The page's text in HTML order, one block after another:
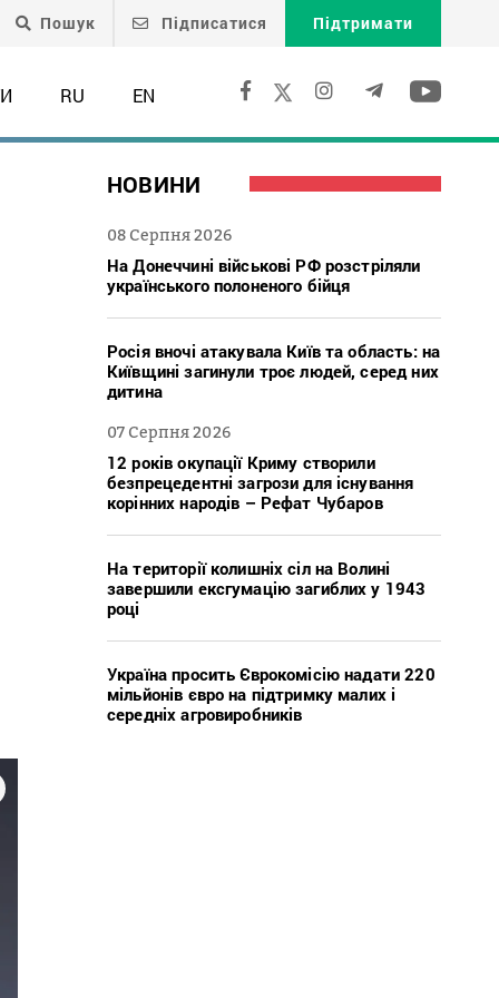
Пошук Підписатися Підтримати
RU EN
НОВИНИ
08 Серпня 2026
На Донеччині військові РФ розстріляли
українського полоненого бійця
Росія вночі атакувала Київ та область: на
Київщині загинули троє людей, серед них
дитина
07 Серпня 2026
12 років окупації Криму створили
безпрецедентні загрози для існування
корінних народів – Рефат Чубаров
На території колишніх сіл на Волині
завершили ексгумацію загиблих у 1943
році
Україна просить Єврокомісію надати 220
мільйонів євро на підтримку малих і
середніх агровиробників